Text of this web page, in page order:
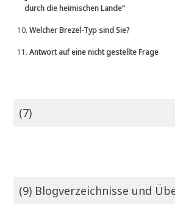
durch die heimischen Lande“
10.Welcher Brezel-Typ sind Sie?
11.Antwort auf eine nicht gestellte Frage
(7)
(9) Blogverzeichnisse und